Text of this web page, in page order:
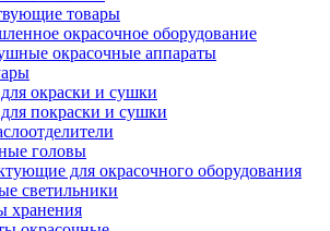
товары
окрасочное оборудование
окрасочные аппараты
окраски и сушки
покраски и сушки
головы
для окрасочного оборудования
светильники
хранения